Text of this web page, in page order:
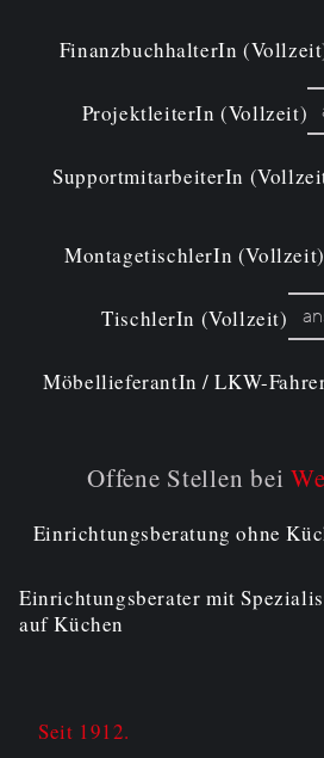
FinanzbuchhalterIn
ProjektleiterIn (Vollzeit)
SupportmitarbeiterIn
MontagetischlerIn (Vollzeit)
TischlerIn (Vollzeit)
MöbellieferantIn / LKW-
Offene Stellen bei
Einrichtungsberatung ohne
Einrichtungsberater mit
auf Küchen
Seit 1912.